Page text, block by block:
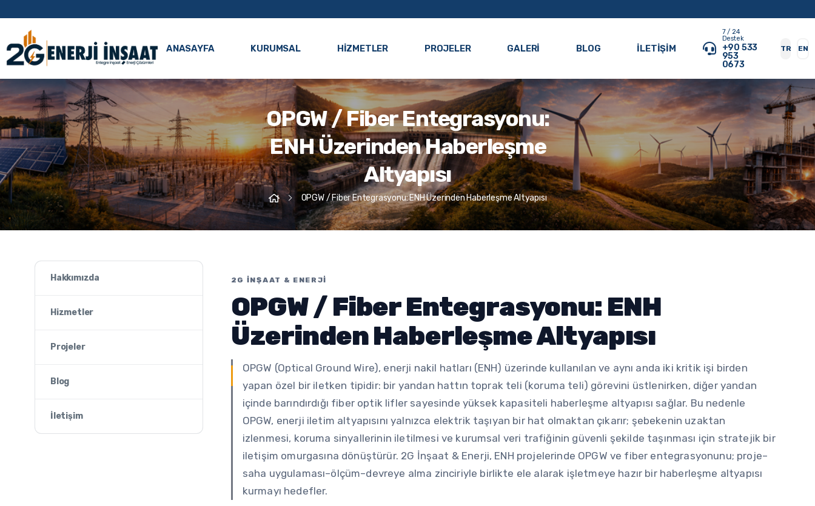
ANASAYFA KURUMSAL HIZMETLER PROJELER GALERI BLOG İLETIŞIM
7 / 24
Destek
+90 533
953
0673
TR EN
OPGW / Fiber Entegrasyonu:
ENH Üzerinden Haberleşme
Altyapısı
OPGW / Fiber Entegrasyonu: ENH Üzerinden Haberleşme Altyapısı
Hakkımızda
Hizmetler
Projeler
Blog
İletişim
2G İNŞAAT & ENERJI
OPGW / Fiber Entegrasyonu: ENH
Üzerinden Haberleşme Altyapısı
OPGW (Optical Ground Wire), enerji nakil hatları (ENH) üzerinde kullanılan ve aynı anda iki kritik işi birden
yapan özel bir iletken tipidir: bir yandan hattın toprak teli (koruma teli) görevini üstlenirken, diğer yandan
içinde barındırdığı fiber optik lifler sayesinde yüksek kapasiteli haberleşme altyapısı sağlar. Bu nedenle
OPGW, enerji iletim altyapısını yalnızca elektrik taşıyan bir hat olmaktan çıkarır; şebekenin uzaktan
izlenmesi, koruma sinyallerinin iletilmesi ve kurumsal veri trafiğinin güvenli şekilde taşınması için stratejik bir
iletişim omurgasına dönüştürür. 2G İnşaat & Enerji, ENH projelerinde OPGW ve fiber entegrasyonunu; proje–
saha uygulaması–ölçüm–devreye alma zinciriyle birlikte ele alarak işletmeye hazır bir haberleşme altyapısı
kurmayı hedefler.